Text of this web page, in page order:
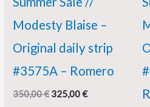
Modesty Blaise –
Original daily strip
#3575A – Romero
350,00€ 325,00€